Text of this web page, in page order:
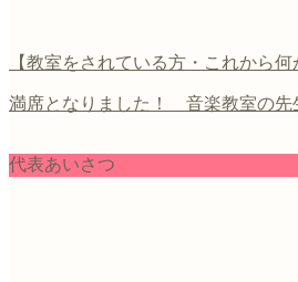
【教室をされている方・これから
満席となりました！ 音楽教室の先
代表あいさつ